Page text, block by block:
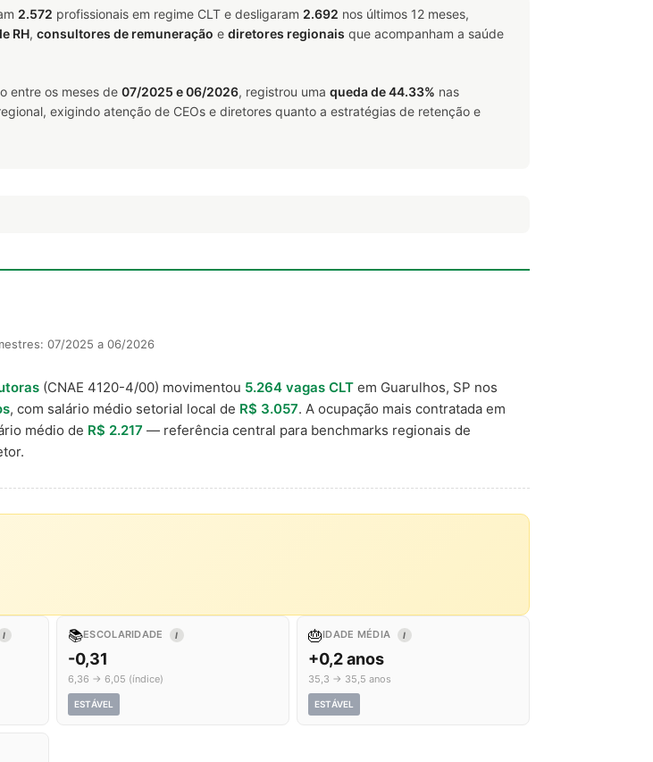
2.572 profissionais em regime CLT e desligaram 2.692 nos últimos 12 meses,
RH, consultores de remuneração e diretores regionais que acompanham a saúde
entre os meses de 07/2025 e 06/2026, registrou uma queda de 44.33% nas
exigindo atenção de CEOs e diretores quanto a estratégias de retenção e
07/2025 a 06/2026
(CNAE 4120-4/00) movimentou 5.264 vagas CLT em Guarulhos, SP nos
, com salário médio setorial local de R$ 3.057. A ocupação mais contratada em
médio de R$ 2.217 — referência central para benchmarks regionais de
I 📚ESCOLARIDADE I
-0,31
6,36 → 6,05 (índice)
ESTÁVEL
🎂IDADE MÉDIA I
+0,2 anos
35,3 → 35,5 anos
ESTÁVEL